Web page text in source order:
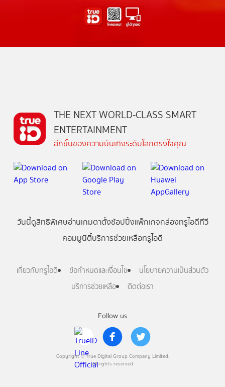
Follow us
Copyright © True Digital Group Company Limited.
All rights reserved
THE NEXT WORLD-CLASS SMART
ENTERTAINMENT
อีกขั้นของความบันเทิงระดับโลกตรงใจคุณ
วันนี้ดูสิทธิพิเศษอ่านเกมตาตั้งช้อปปิ้งแพ็กเกจกล่องทรูไอดีทีวี
คอมมูนิตี้บริการช่วยเหลือทรูไอดี
เกี่ยวกับทรูไอดี ข้อกำหนดและเงื่อนไข
นโยบายความเป็นส่วนตัว
บริการช่วยเหลือ
ติดต่อเรา